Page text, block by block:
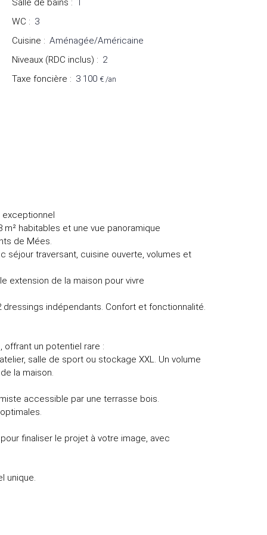
Salle de bains :
WC : 3
Cuisine : Aménagée/Américaine
Niveaux (RDC inclus) : 2
Taxe foncière : 3 100 € /an
habitables et une vue panoramique
de Mées.
séjour traversant, cuisine ouverte, volumes et
extension de la maison pour vivre
indépendants. Confort et fonctionnalité.
offrant un potentiel rare :
salle de sport ou stockage XXL. Un volume
la maison.
accessible par une terrasse bois.
finaliser le projet à votre image, avec
unique.